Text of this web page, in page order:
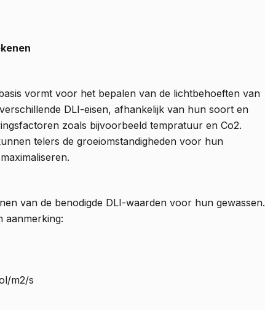
vormt voor het bepalen van de lichtbehoeften van
DLI-eisen, afhankelijk van hun soort en
zoals bijvoorbeeld tempratuur en Co2.
telers de groeiomstandigheden voor hun
van de benodigde DLI-waarden voor hun gewassen.
aanmerking:
m2/s